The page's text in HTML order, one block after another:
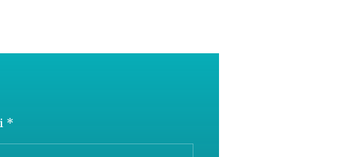
*